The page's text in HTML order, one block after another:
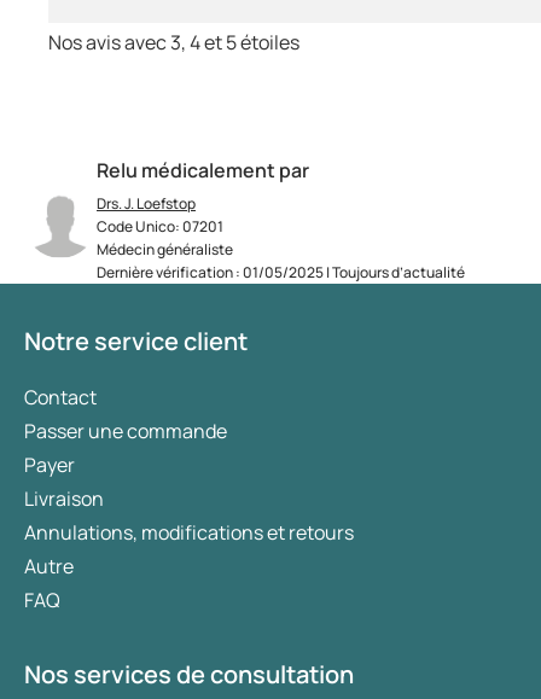
Relu médicalement par
Drs. J. Loefstop
Code Unico: 07201
Médecin généraliste
Dernière vérification : 01/05/2025 | Toujours d’actualité
Nos avis avec 3, 4 et 5 étoiles
Notre service client
Contact
Passer une commande
Payer
Livraison
Annulations, modifications et retours
Autre
FAQ
Nos services de consultation